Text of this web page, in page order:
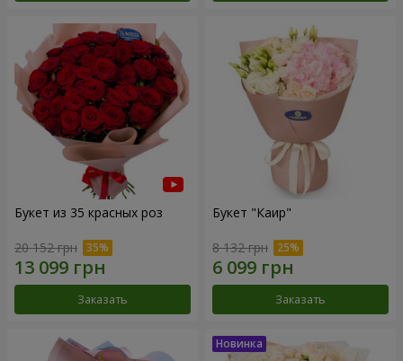
Букет из 35 красных роз
20 152 грн
Заказать
Букет "Каир"
8 132 грн
Заказать